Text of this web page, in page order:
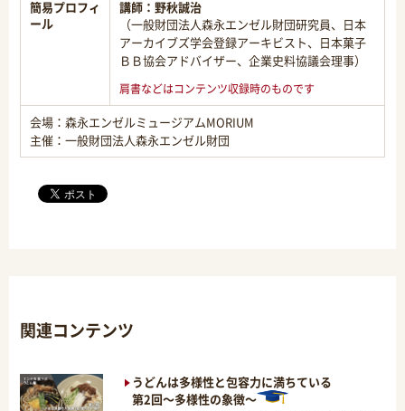
簡易プロフィ
ール
講師： 野秋誠治
（一般財団法人森永エンゼル財団研究員、日本
アーカイブズ学会登録アーキビスト、日本菓子
ＢＢ協会アドバイザー、企業史料協議会理事）
肩書などはコンテンツ収録時のものです
会場：森永エンゼルミュージアムMORIUM
主催：一般財団法人森永エンゼル財団
関連コンテンツ
うどんは多様性と包容力に満ちている
第2回～多様性の象徴～